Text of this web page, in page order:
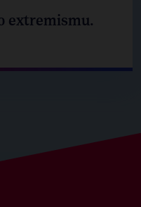
extremismu.